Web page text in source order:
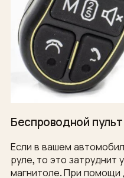
Беспроводной пульт
Если в вашем
руле, то это затруднит
магнитоле. При помощи